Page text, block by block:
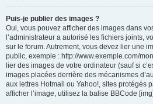
Puis-je publier des images ?
Oui, vous pouvez afficher des images dans
l’administrateur a autorisé les fichiers joints,
sur le forum. Autrement, vous devez lier une
public, exemple : http://www.exemple.com/
lier des images de votre ordinateur (sauf si
images placées derrière des mécanismes
aux lettres Hotmail ou Yahoo!, sites protégés
afficher l’image, utilisez la balise BBCode